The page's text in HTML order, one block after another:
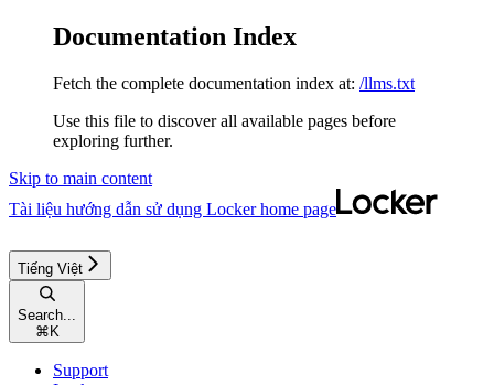
Documentation Index
Fetch the complete documentation index at: /llms.txt
Use this file to discover all available pages before
exploring further.
Skip to main content
Tài liệu hướng dẫn sử dụng Lockerhome page
Tiếng Việt
Search...
⌘ K
Support